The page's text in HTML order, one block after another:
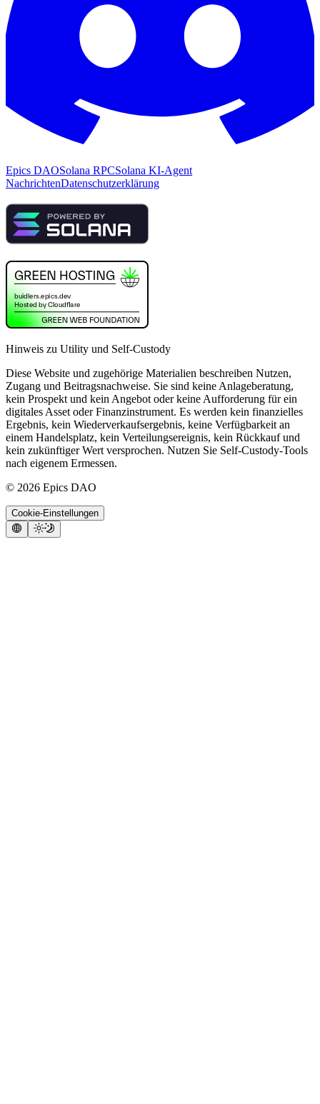
Epics DAOSolana RPCSolana KI-Agent
NachrichtenDatenschutzerklärung
Hinweis zu Utility und Self-Custody
Diese Website und zugehörige Materialien beschreiben Nutzen,
Zugang und Beitragsnachweise. Sie sind keine Anlageberatung,
kein Prospekt und kein Angebot oder keine Aufforderung für ein
digitales Asset oder Finanzinstrument. Es werden kein finanzielles
Ergebnis, kein Wiederverkaufsergebnis, keine Verfügbarkeit an
einem Handelsplatz, kein Verteilungsereignis, kein Rückkauf und
kein zukünftiger Wert versprochen. Nutzen Sie Self-Custody-Tools
nach eigenem Ermessen.
© 2026 Epics DAO
Cookie-Einstellungen